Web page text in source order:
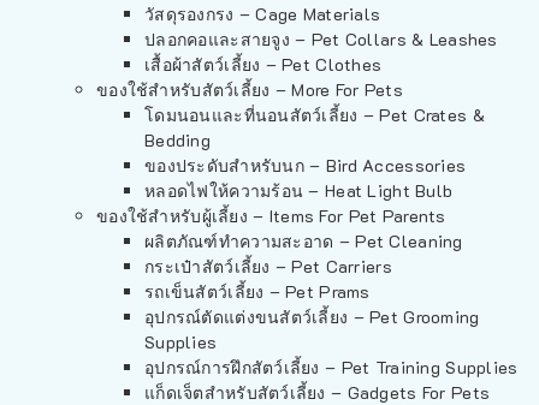
วัสดุรองกรง – Cage Materials
ปลอกคอและสายจูง – Pet Collars & Leashes
เสื้อผ้าสัตว์เลี้ยง – Pet Clothes
ของใช้สำหรับสัตว์เลี้ยง – More For Pets
โดมนอนและที่นอนสัตว์เลี้ยง – Pet Crates &
Bedding
ของประดับสำหรับนก – Bird Accessories
หลอดไฟให้ความร้อน – Heat Light Bulb
ของใช้สำหรับผู้เลี้ยง – Items For Pet Parents
ผลิตภัณฑ์ทำความสะอาด – Pet Cleaning
กระเป๋าสัตว์เลี้ยง – Pet Carriers
รถเข็นสัตว์เลี้ยง – Pet Prams
อุปกรณ์ตัดแต่งขนสัตว์เลี้ยง – Pet Grooming
Supplies
อุปกรณ์การฝึกสัตว์เลี้ยง – Pet Training Supplies
แก็ดเจ็ตสำหรับสัตว์เลี้ยง – Gadgets For Pets